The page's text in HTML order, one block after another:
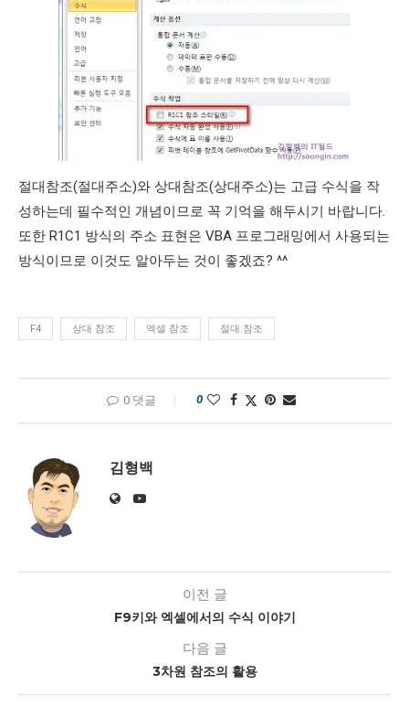
절대참조(절대주소)와 상대참조(상대주소)는 고급 수식을 작
성하는데 필수적인 개념이므로 꼭 기억을 해두시기 바랍니다.
또한 R1C1 방식의 주소 표현은 VBA 프로그래밍에서 사용되는
방식이므로 이것도 알아두는 것이 좋겠죠? ^^
F4 상대 참조 엑셀 참조 절대 참조
0 댓글 0
김형백
이전 글
F9키와 엑셀에서의 수식 이야기
다음 글
3차원 참조의 활용